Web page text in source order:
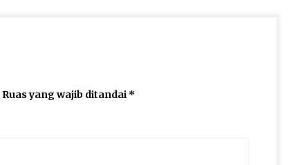
Ruas yang wajib ditandai *